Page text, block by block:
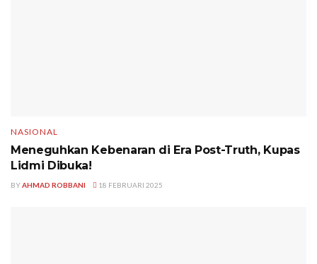
NASIONAL
Meneguhkan Kebenaran di Era Post-Truth, Kupas
Lidmi Dibuka!
BYAHMAD ROBBANI 18 FEBRUARI 2025